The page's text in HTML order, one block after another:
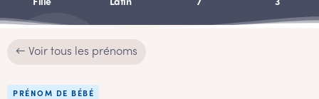
Fille Latin 7 3
← Voir tous les prénoms
PRÉNOM DE BÉBÉ